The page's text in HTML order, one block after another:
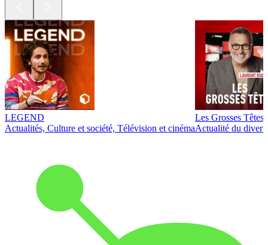
LEGEND
Actualités, Culture et société, Télévision et cinéma
Les Grosses Têtes
Actualité du